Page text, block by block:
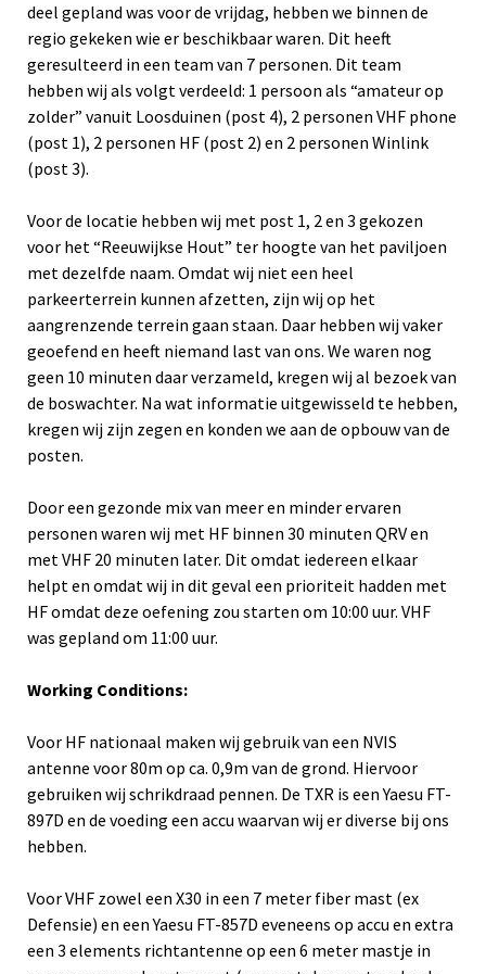
deel gepland was voor de vrijdag, hebben we binnen de
regio gekeken wie er beschikbaar waren. Dit heeft
geresulteerd in een team van 7 personen. Dit team
hebben wij als volgt verdeeld: 1 persoon als “amateur op
zolder” vanuit Loosduinen (post 4), 2 personen VHF phone
(post 1), 2 personen HF (post 2) en 2 personen Winlink
(post 3).
Voor de locatie hebben wij met post 1, 2 en 3 gekozen
voor het “Reeuwijkse Hout” ter hoogte van het paviljoen
met dezelfde naam. Omdat wij niet een heel
parkeerterrein kunnen afzetten, zijn wij op het
aangrenzende terrein gaan staan. Daar hebben wij vaker
geoefend en heeft niemand last van ons. We waren nog
geen 10 minuten daar verzameld, kregen wij al bezoek van
de boswachter. Na wat informatie uitgewisseld te hebben,
kregen wij zijn zegen en konden we aan de opbouw van de
posten.
Door een gezonde mix van meer en minder ervaren
personen waren wij met HF binnen 30 minuten QRV en
met VHF 20 minuten later. Dit omdat iedereen elkaar
helpt en omdat wij in dit geval een prioriteit hadden met
HF omdat deze oefening zou starten om 10:00 uur. VHF
was gepland om 11:00 uur.
Working Conditions:
Voor HF nationaal maken wij gebruik van een NVIS
antenne voor 80m op ca. 0,9m van de grond. Hiervoor
gebruiken wij schrikdraad pennen. De TXR is een Yaesu FT-
897D en de voeding een accu waarvan wij er diverse bij ons
hebben.
Voor VHF zowel een X30 in een 7 meter fiber mast (ex
Defensie) en een Yaesu FT-857D eveneens op accu en extra
een 3 elements richtantenne op een 6 meter mastje in